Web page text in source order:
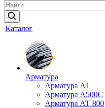
Каталог
Арматура
Арматура А1
Арматура А500С
Арматура АТ 800